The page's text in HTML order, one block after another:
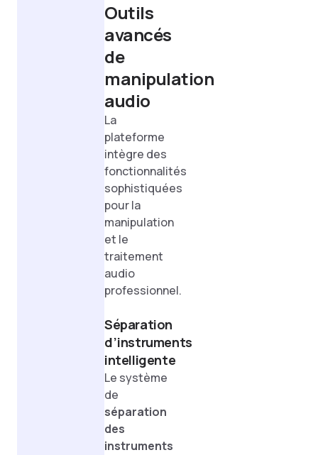
Outils
avancés
de
manipulation
audio
La
plateforme
intègre des
fonctionnalités
sophistiquées
pour la
manipulation
et le
traitement
audio
professionnel.
Séparation
d’instruments
intelligente
Le système
de
séparation
des
instruments